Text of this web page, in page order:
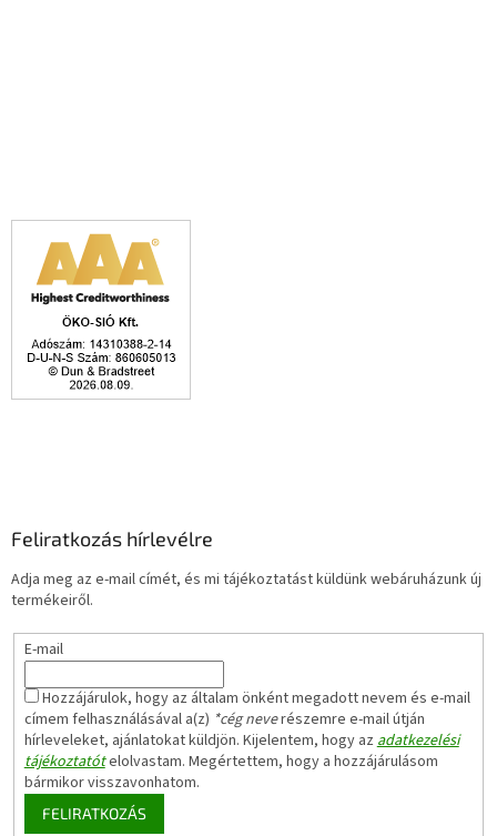
Feliratkozás hírlevélre
Adja meg az e-mail címét, és mi tájékoztatást küldünk webáruházunk új
termékeiről.
E-mail
Hozzájárulok, hogy az általam önként megadott nevem és e-mail
címem felhasználásával a(z) *cég neverészemre e-mail útján
hírleveleket, ajánlatokat küldjön. Kijelentem, hogy az adatkezelési
tájékoztatótelolvastam. Megértettem, hogy a hozzájárulásom
bármikor visszavonhatom.
FELIRATKOZÁS